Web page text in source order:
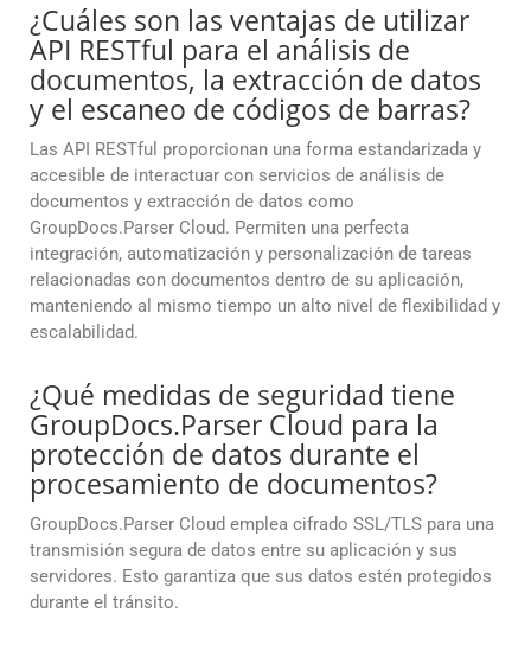
¿Cuáles son las ventajas de utilizar
API RESTful para el análisis de
documentos, la extracción de datos
y el escaneo de códigos de barras?
Las API RESTful proporcionan una forma estandarizada y
accesible de interactuar con servicios de análisis de
documentos y extracción de datos como
GroupDocs.Parser Cloud. Permiten una perfecta
integración, automatización y personalización de tareas
relacionadas con documentos dentro de su aplicación,
manteniendo al mismo tiempo un alto nivel de flexibilidad y
escalabilidad.
¿Qué medidas de seguridad tiene
GroupDocs.Parser Cloud para la
protección de datos durante el
procesamiento de documentos?
GroupDocs.Parser Cloud emplea cifrado SSL/TLS para una
transmisión segura de datos entre su aplicación y sus
servidores. Esto garantiza que sus datos estén protegidos
durante el tránsito.